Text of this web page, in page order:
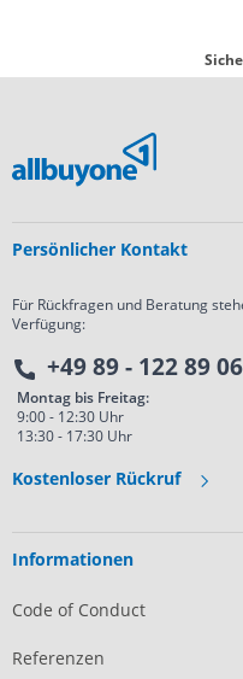
Persönlicher Kontakt
Für Rückfragen und Beratung
Verfügung:
+49 89 - 122 89
Montag bis Freitag:
9:00 - 12:30 Uhr
13:30 - 17:30 Uhr
Kostenloser Rückruf
Informationen
Code of Conduct
Referenzen